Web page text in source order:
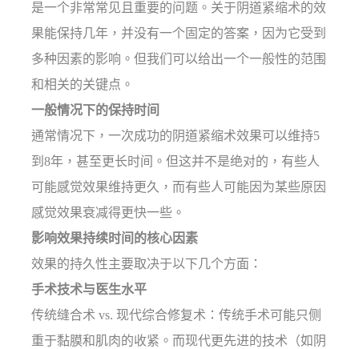
是一个非常常见且重要的问题。关于阴道紧缩术的效
果能保持几年，并没有一个固定的答案，因为它受到
多种因素的影响。但我们可以给出一个一般性的范围
和相关的关键点。
一般情况下的保持时间
通常情况下，一次成功的阴道紧缩术效果可以维持5
到8年，甚至更长时间。但这并不是绝对的，有些人
可能感觉效果维持更久，而有些人可能因为某些原因
感觉效果衰减得更快一些。
影响效果持续时间的核心因素
效果的持久性主要取决于以下几个方面：
手术技术与医生水平
传统缝合术 vs. 现代综合修复术：传统手术可能只侧
重于黏膜和肌肉的收紧。而现代更先进的技术（如阴